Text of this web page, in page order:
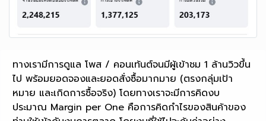
ทางเรามีการดูแล โพส / คอนเท้นต์จนมีผู้เข้าชม 1 ล้านวิวขึ้น
ไป พร้อมยอดจองและยอดสั่งซื้อมากมาย (ตรงกลุ่มเป้า
หมาย และเกิดการซื้อจริง) โดยทางเราจะมีการคิดงบ
ประมาณ Margin per One คือการคิดกำไรของสินค้าของ